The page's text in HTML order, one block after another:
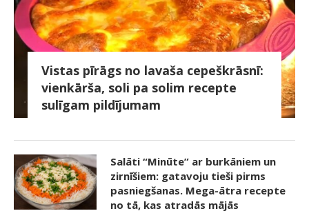
Vistas pīrāgs no lavaša cepeškrāsnī:
vienkārša, soli pa solim recepte
sulīgam pildījumam
Salāti “Minūte” ar burkāniem un
zirnīšiem: gatavoju tieši pirms
pasniegšanas. Mega-ātra recepte
no tā, kas atradās mājās